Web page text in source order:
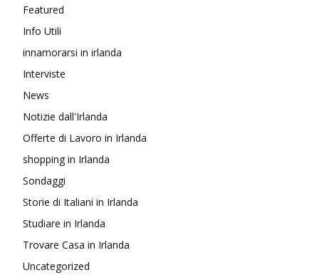
Featured
Info Utili
innamorarsi in irlanda
Interviste
News
Notizie dall'Irlanda
Offerte di Lavoro in Irlanda
shopping in Irlanda
Sondaggi
Storie di Italiani in Irlanda
Studiare in Irlanda
Trovare Casa in Irlanda
Uncategorized